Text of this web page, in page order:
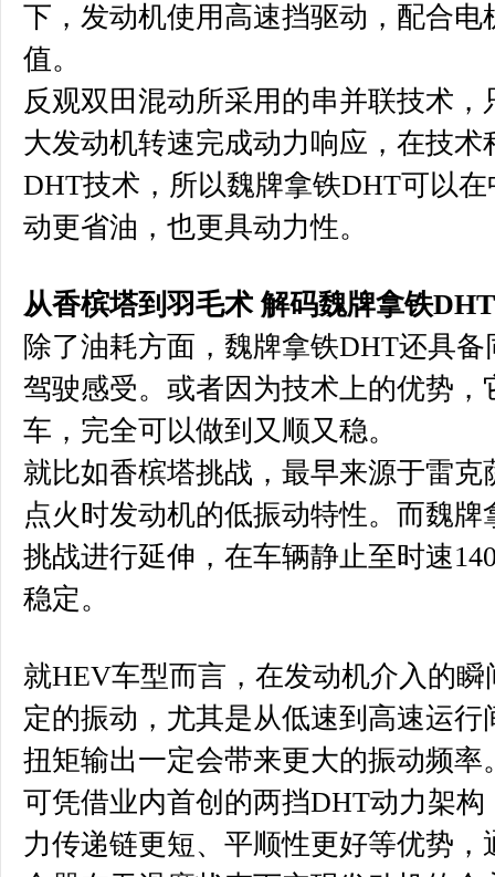
下，发动机使用高速挡驱动，配合电
值。
反观双田混动所采用的串并联技术
大发动机转速完成动力响应，在技
DHT技术，所以魏牌拿铁DHT可以
动更省油，也更具动力性。
从香槟塔到羽毛术 解码魏牌拿铁
除了油耗方面，魏牌拿铁DHT还具
驾驶感受。或者因为技术上的优势
车，完全可以做到又顺又稳。
就比如香槟塔挑战，最早来源于雷
点火时发动机的低振动特性。而魏
挑战进行延伸，在车辆静止至时速
稳定。
就HEV车型而言，在发动机介入的
定的振动，尤其是从低速到高速运
扭矩输出一定会带来更大的振动频率
可凭借业内首创的两挡DHT动力架
力传递链更短、平顺性更好等优势